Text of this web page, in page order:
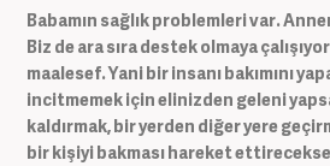
Babamın sağlık problemleri var.
Biz de ara sıra destek olmaya
maalesef. Yani bir insanı bakımını
incitmemek için elinizden geleni
kaldırmak, bir yerden diğer yere
bir kişiyi bakması hareket